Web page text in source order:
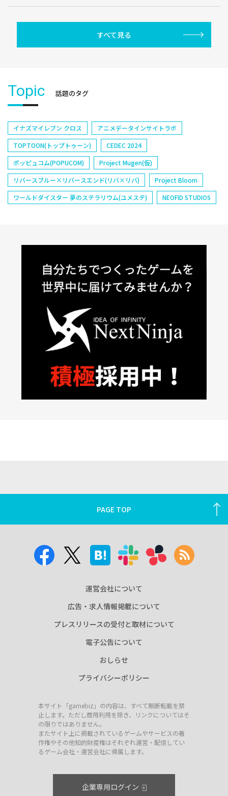
すべて見る
Topic 話題のタグ
イナズマイレブン クロス
アニメデータインサイトラボ
TOPTOON(トップトゥーン)
CEDEC 2024
ポッピュコム(POPUCOM)
Project Mugen(仮)
リバースブルー×リバースエンド(リバ×リバ)
Project Bloom
ワールドダイスター 夢のステラリウム(ユメステ)
NEOFID STUDIOS
PAGE TOP
運営会社について
広告・求人情報掲載について
プレスリリースの受付と取材について
電子公告について
おしらせ
プライバシーポリシー
本サイト「gamebiz」の内容は、すべて無断転載を禁
止します。ただし商用利用を除き、リンクについてはそ
の限りではありません。
またサイト上に掲載されているゲームやサービスの著
作権やその他知的財産権はそれぞれ運営・配信してい
るゲーム会社・運営会社に帰属します。
企業専用ログイン